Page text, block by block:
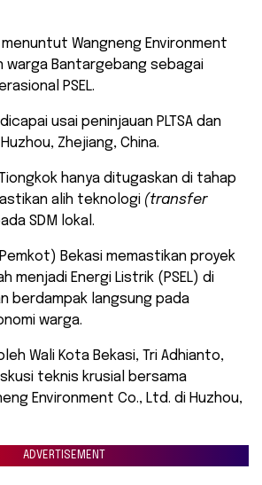
menuntut Wangneng Environment
warga Bantargebang sebagai
PSEL.
usai peninjauan PLTSA dan
Zhejiang, China.
hanya ditugaskan di tahap
alih teknologi (transfer
SDM lokal.
Bekasi memastikan proyek
menjadi Energi Listrik (PSEL) di
berdampak langsung pada
warga.
Wali Kota Bekasi, Tri Adhianto,
teknis krusial bersama
Environment Co., Ltd. di Huzhou,
ADVERTISEMENT